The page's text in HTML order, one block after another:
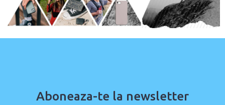
Aboneaza-te la newsletter